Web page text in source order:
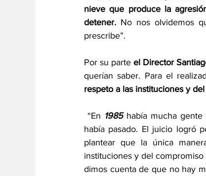
nieve que produce la
detener. No nos olvidemos
prescribe”.
Por su parte el Director
querían saber. Para el
respeto a las instituciones y
“En 1985 había mucha gente
había pasado. El juicio logró
plantear que la única
instituciones y del
dimos cuenta de que no hay